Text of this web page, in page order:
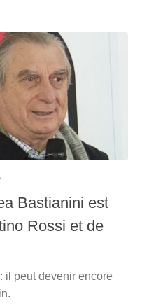
Bastianini est
Rossi et de
il peut devenir encore